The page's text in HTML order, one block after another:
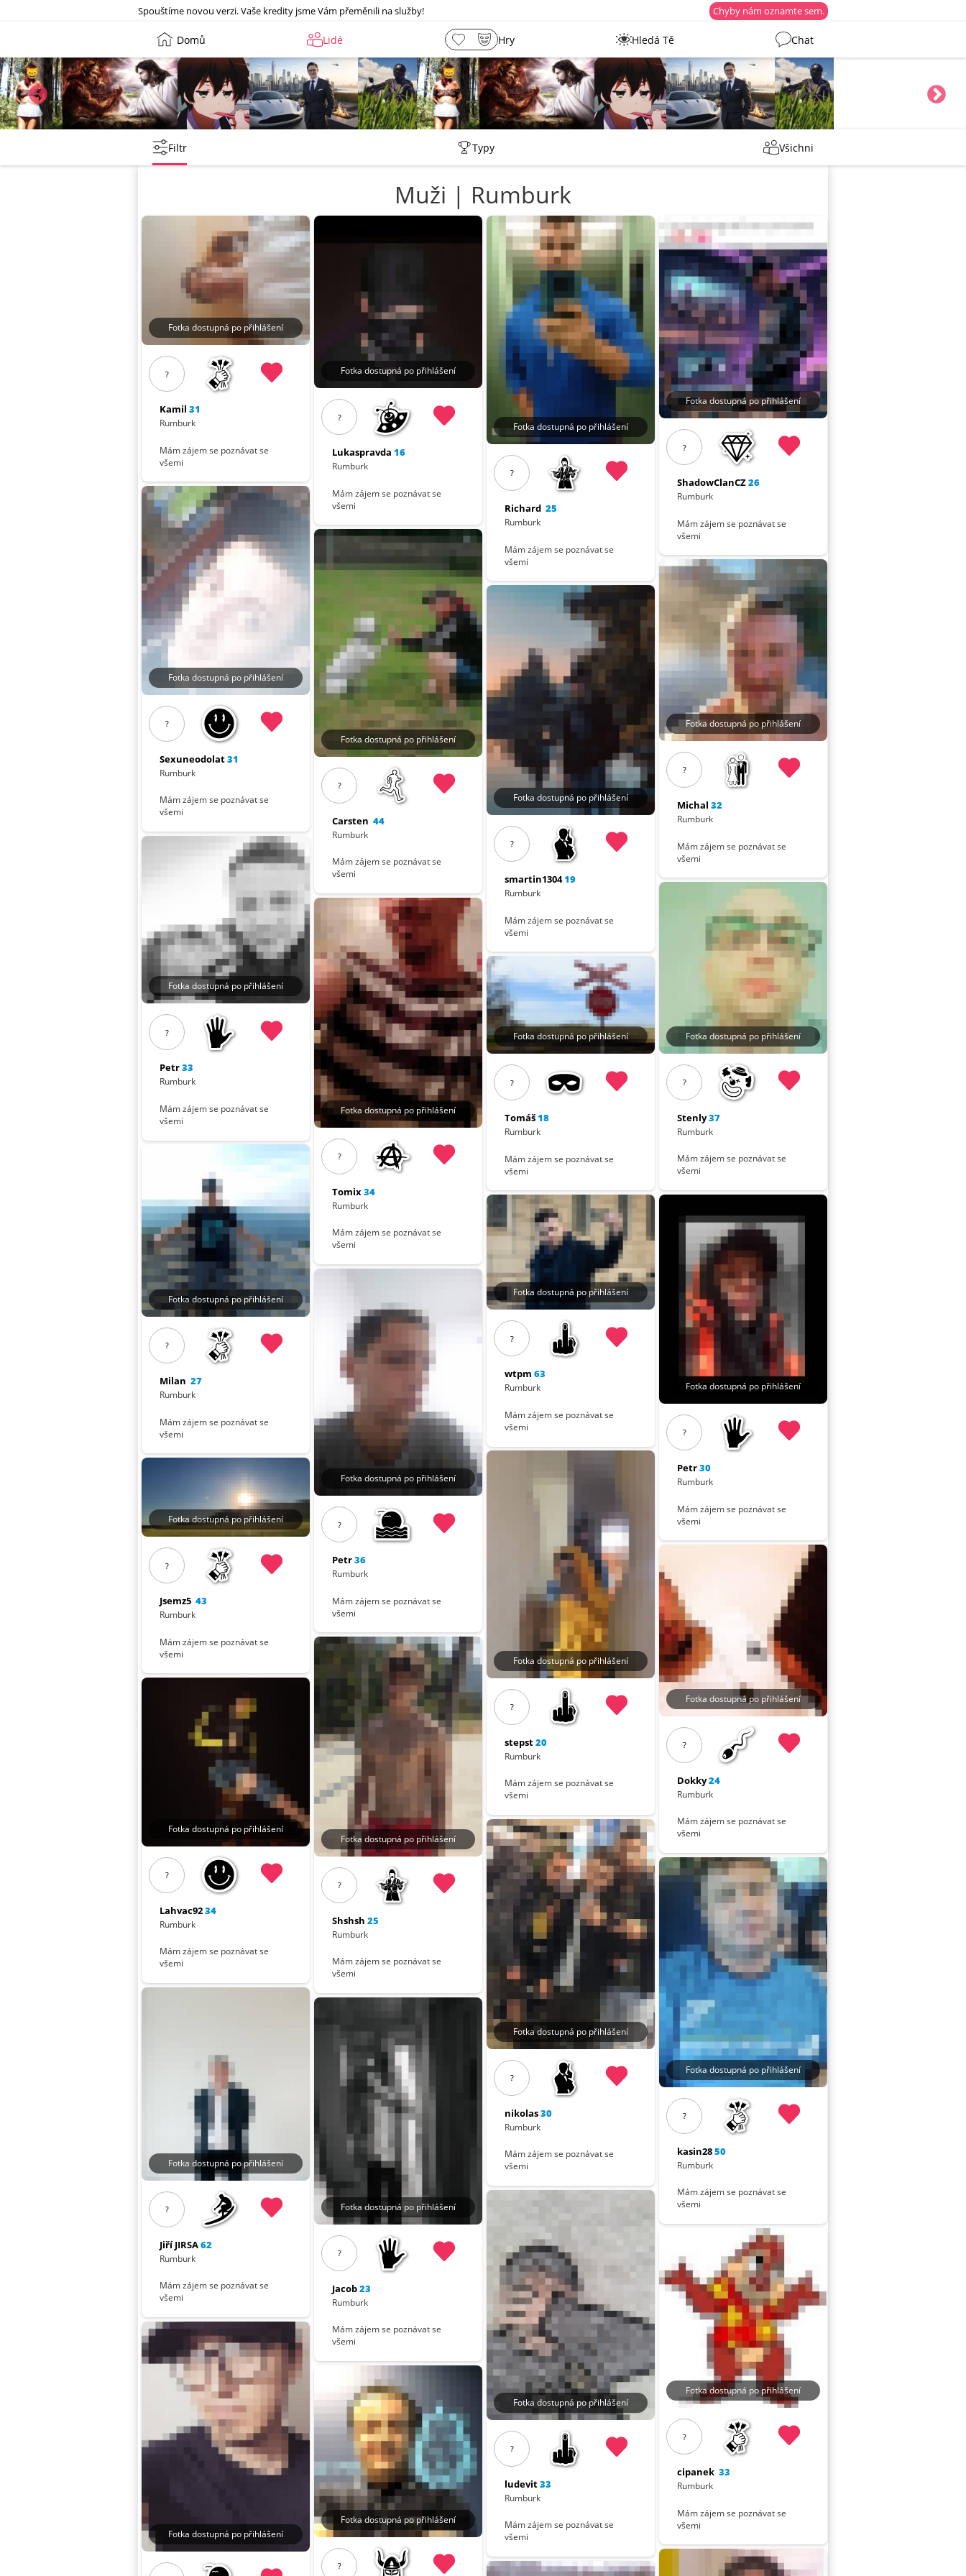
Spouštíme novou verzi. Vaše kredity jsme Vám přeměnili na služby! Chyby nám oznamte sem.
Domů Lidé Hry Hledá Tě Chat
Filtr Typy Všichni
Muži | Rumburk
Fotka dostupná po přihlášení
?
Kamil 31
Rumburk
Mám zájem se poznávat se
všemi
Fotka dostupná po přihlášení
?
Sexuneodolat31
Rumburk
Mám zájem se poznávat se
všemi
Fotka dostupná po přihlášení
?
Petr33
Rumburk
Mám zájem se poznávat se
všemi
Fotka dostupná po přihlášení
?
Milan 27
Rumburk
Mám zájem se poznávat se
všemi
Fotka dostupná po přihlášení
?
Jsemz5 43
Rumburk
Mám zájem se poznávat se
všemi
Fotka dostupná po přihlášení
?
Lahvac9234
Rumburk
Mám zájem se poznávat se
všemi
Fotka dostupná po přihlášení
?
Jiří JIRSA62
Rumburk
Mám zájem se poznávat se
všemi
Fotka dostupná po přihlášení
Fotka dostupná po přihlášení
?
Lukaspravda 16
Rumburk
Mám zájem se poznávat se
všemi
Fotka dostupná po přihlášení
?
Carsten 44
Rumburk
Mám zájem se poznávat se
všemi
Fotka dostupná po přihlášení
?
Tomix34
Rumburk
Mám zájem se poznávat se
všemi
Fotka dostupná po přihlášení
?
Petr36
Rumburk
Mám zájem se poznávat se
všemi
Fotka dostupná po přihlášení
?
Shshsh 25
Rumburk
Mám zájem se poznávat se
všemi
Fotka dostupná po přihlášení
?
Jacob23
Rumburk
Mám zájem se poznávat se
všemi
Fotka dostupná po přihlášení
?
Fotka dostupná po přihlášení
?
Richard 25
Rumburk
Mám zájem se poznávat se
všemi
Fotka dostupná po přihlášení
?
smartin130419
Rumburk
Mám zájem se poznávat se
všemi
Fotka dostupná po přihlášení
?
Tomáš18
Rumburk
Mám zájem se poznávat se
všemi
Fotka dostupná po přihlášení
?
wtpm 63
Rumburk
Mám zájem se poznávat se
všemi
Fotka dostupná po přihlášení
?
stepst20
Rumburk
Mám zájem se poznávat se
všemi
Fotka dostupná po přihlášení
?
nikolas30
Rumburk
Mám zájem se poznávat se
všemi
Fotka dostupná po přihlášení
?
ludevit33
Rumburk
Mám zájem se poznávat se
všemi
Fotka dostupná po přihlášení
?
ShadowClanCZ26
Rumburk
Mám zájem se poznávat se
všemi
Fotka dostupná po přihlášení
?
Michal 32
Rumburk
Mám zájem se poznávat se
všemi
Fotka dostupná po přihlášení
?
Stenly37
Rumburk
Mám zájem se poznávat se
všemi
Fotka dostupná po přihlášení
?
Petr30
Rumburk
Mám zájem se poznávat se
všemi
Fotka dostupná po přihlášení
?
Dokky24
Rumburk
Mám zájem se poznávat se
všemi
Fotka dostupná po přihlášení
?
kasin2850
Rumburk
Mám zájem se poznávat se
všemi
Fotka dostupná po přihlášení
?
cipanek 33
Rumburk
Mám zájem se poznávat se
všemi